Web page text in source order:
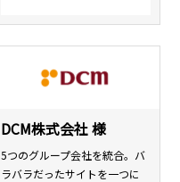
DCM株式会社 様
5つのグループ会社を統合。バ
ラバラだったサイトを一つに